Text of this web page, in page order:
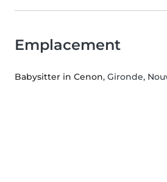
Emplacement
Babysitter in Cenon, Gironde,